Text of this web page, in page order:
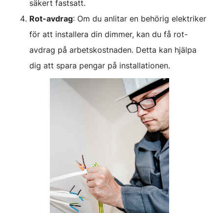
säkert fastsatt.
Rot-avdrag: Om du anlitar en behörig elektriker
för att installera din dimmer, kan du få rot-
avdrag på arbetskostnaden. Detta kan hjälpa
dig att spara pengar på installationen.